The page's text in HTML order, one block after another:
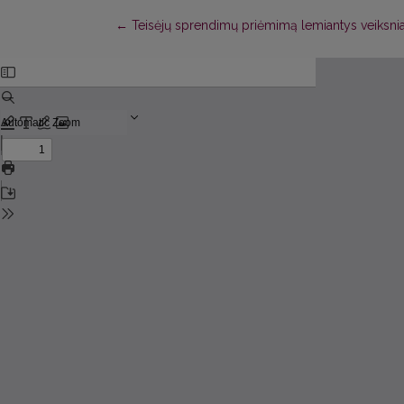
← Return to Article Details
Teisėjų sprendimų priėmimą lemiantys